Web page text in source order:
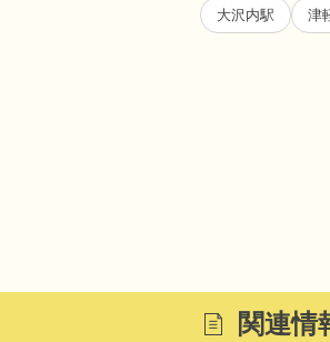
大沢内駅 津
関連情